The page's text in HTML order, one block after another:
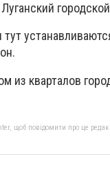
из кварталов
щоб повідомити про це